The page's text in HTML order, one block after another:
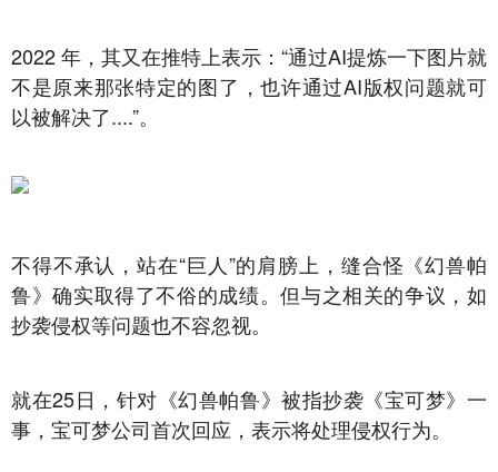
2022 年，其又在推特上表示：“通过AI提炼一下图片就
不是原来那张特定的图了，也许通过AI版权问题就可
以被解决了....”。
不得不承认，站在“巨人”的肩膀上，缝合怪《幻兽帕
鲁》确实取得了不俗的成绩。但与之相关的争议，如
抄袭侵权等问题也不容忽视。
就在25日，针对《幻兽帕鲁》被指抄袭《宝可梦》一
事，宝可梦公司首次回应，表示将处理侵权行为。